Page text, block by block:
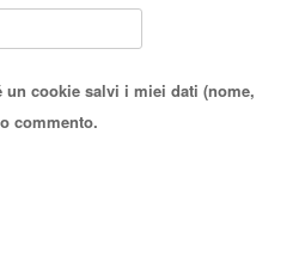
cookie salvi i miei dati (nome,
commento.